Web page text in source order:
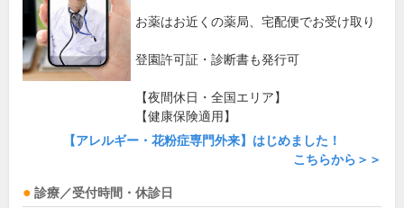
お薬はお近くの薬局、宅配便でお受け取り
登園許可証・診断書も発行可
【夜間休日・全国エリア】
【健康保険適用】
【アレルギー・花粉症専門外来】はじめました！
こちらから＞＞
診療／受付時間・休診日